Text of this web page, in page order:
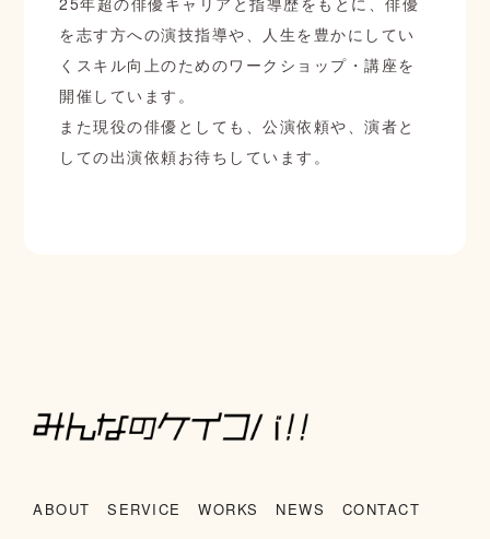
を志す方への演技指導や、人生を豊かにしてい
くスキル向上のためのワークショップ・講座を
開催しています。
また現役の俳優としても、公演依頼や、演者と
しての出演依頼お待ちしています。
ABOUT SERVICE WORKS NEWS CONTACT